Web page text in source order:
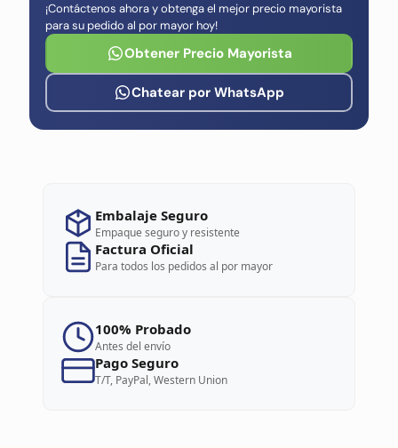
¡Contáctenos ahora y obtenga el mejor precio mayorista
para su pedido al por mayor hoy!
Obtener Precio Mayorista
Chatear por WhatsApp
Embalaje Seguro
Empaque seguro y resistente
Factura Oficial
Para todos los pedidos al por mayor
100% Probado
Antes del envío
Pago Seguro
T/T, PayPal, Western Union